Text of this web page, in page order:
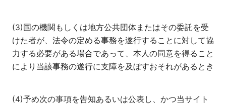
(3)国の機関もしくは地方公共団体またはその委託を受
けた者が、法令の定める事務を遂行することに対して協
力する必要がある場合であって、本人の同意を得ること
により当該事務の遂行に支障を及ぼすおそれがあるとき
(4)予め次の事項を告知あるいは公表し、かつ当サイト